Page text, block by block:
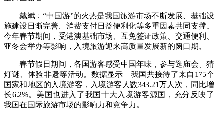
戴斌：“中国游”的火热是我国旅游市场不断发展、基础设
施建设日渐完善、消费支付日益便利化等多重因素共同支撑。
今年春节期间，受港澳基础市场、互免签证政策、交通便利、
亚冬会举办等影响，入境旅游迎来高质量发展新的窗口期。
春节假日期间，各国游客感受中国年味，参与逛庙会、猜
灯谜、体验非遗等活动。数据显示，我国共接待了来自175个
国家和地区的入境游客，入境游客人数343.21万人次，同比增
长6.2%。美国也进入了我国十大入境游客源国，充分反映了
我国在国际旅游市场的影响力和竞争力。